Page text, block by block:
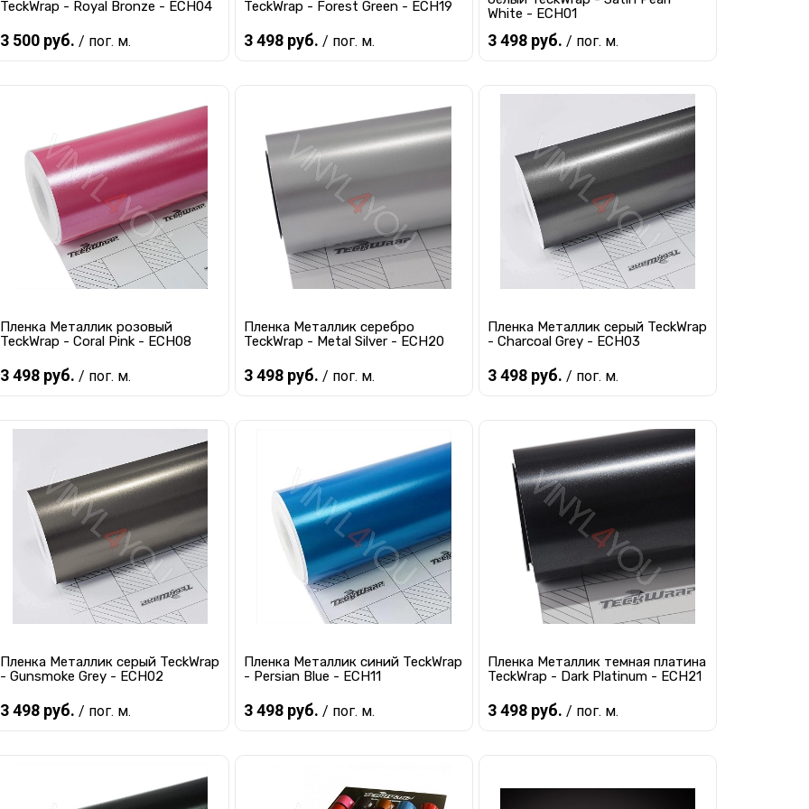
TeckWrap - Royal Bronze - ECH04
3 500 руб. / пог. м.
Купить в 1 клик К сравнению
В избранное Под заказ
TeckWrap - Forest Green - ECH19
3 498 руб. / пог. м.
Купить в 1 клик К сравнению
В избранное
White - ECH01
3 498 руб. / пог. м.
Предзаказ
Купить в 1 клик К сравнению
В избранное
Пленка Металлик розовый
TeckWrap - Coral Pink - ECH08
3 498 руб. / пог. м.
Предзаказ
Купить в 1 клик К сравнению
В избранное
Пленка Металлик серебро
TeckWrap - Metal Silver - ECH20
3 498 руб. / пог. м.
Купить в 1 клик К сравнению
В избранное Под заказ
Пленка Металлик серый TeckWrap
- Charcoal Grey - ECH03
3 498 руб. / пог. м.
Предзаказ
Купить в 1 клик К сравнению
В избранное
Пленка Металлик серый TeckWrap
- Gunsmoke Grey - ECH02
3 498 руб. / пог. м.
Пленка Металлик синий TeckWrap
- Persian Blue - ECH11
3 498 руб. / пог. м.
Пленка Металлик темная платина
TeckWrap - Dark Platinum - ECH21
3 498 руб. / пог. м.